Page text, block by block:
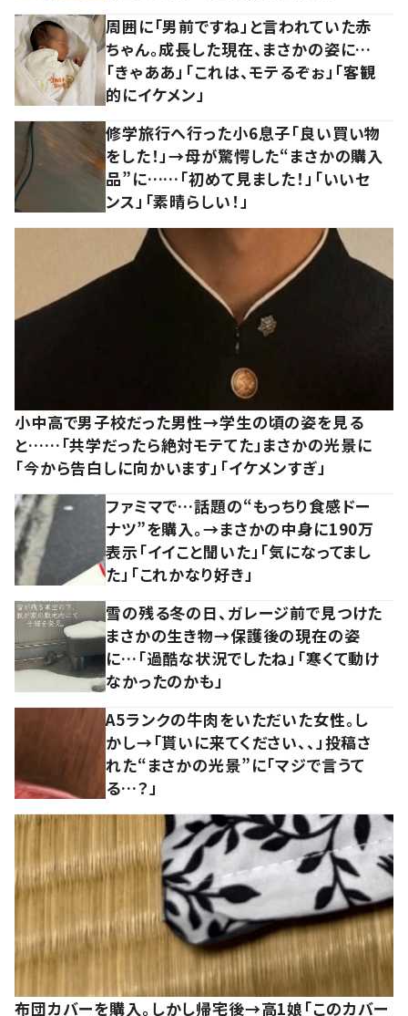
周囲に「男前ですね」と言われていた赤
ちゃん。成長した現在、まさかの姿に…
「きゃああ」「これは、モテるぞぉ」「客観
的にイケメン」
修学旅行へ行った小6息子「良い買い物
をした！」→母が驚愕した“まさかの購入
品”に……「初めて見ました！」「いいセ
ンス」「素晴らしい！」
小中高で男子校だった男性→学生の頃の姿を見る
と……「共学だったら絶対モテてた」まさかの光景に
「今から告白しに向かいます」「イケメンすぎ」
ファミマで…話題の“もっちり食感ドー
ナツ”を購入。→まさかの中身に190万
表示「イイこと聞いた」「気になってまし
た」「これかなり好き」
雪の残る冬の日、ガレージ前で見つけた
まさかの生き物→保護後の現在の姿
に…「過酷な状況でしたね」「寒くて動け
なかったのかも」
A5ランクの牛肉をいただいた女性。し
かし→「貰いに来てください、、」投稿さ
れた“まさかの光景”に「マジで言うて
る…？」
布団カバーを購入。しかし帰宅後→高1娘「このカバー